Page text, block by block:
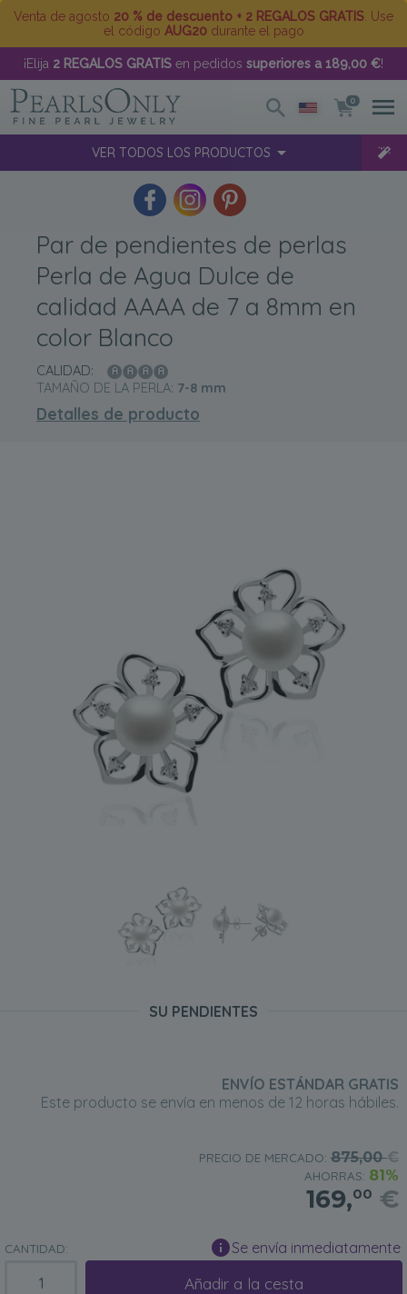
Venta de agosto 20 % de descuento + 2 REGALOS GRATIS . Use
el código AUG20durante el pago
¡Elija 2 REGALOS GRATIS en pedidos superiores a 189,00 €!
0
VER TODOS LOS PRODUCTOS
Par de pendientes de perlas
Perla de Agua Dulce de
calidad AAAA de 7 a 8mm en
color Blanco
CALIDAD:
TAMAÑO DE LA PERLA: 7-8 mm
Detalles de producto
SU PENDIENTES
ENVÍO ESTÁNDAR GRATIS
Este producto se envía en menos de 12 horas hábiles.
PRECIO DE MERCADO: 875,00€
AHORRAS: 81%
169,00 €
CANTIDAD: Se envía inmediatamente
Añadir a la cesta